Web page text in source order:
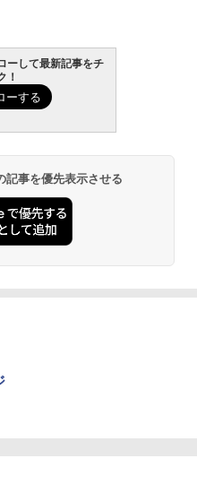
ーして最新記事をチ
！
記事を優先表示させる